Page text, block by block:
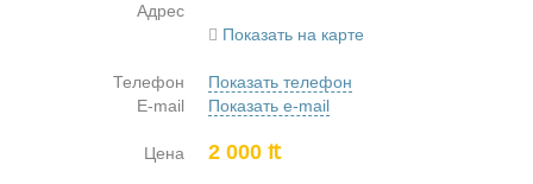
Адрес
Показать на карте
Телефон
Показать телефон
E-mail
Показать e-mail
Цена 2 000 ₶